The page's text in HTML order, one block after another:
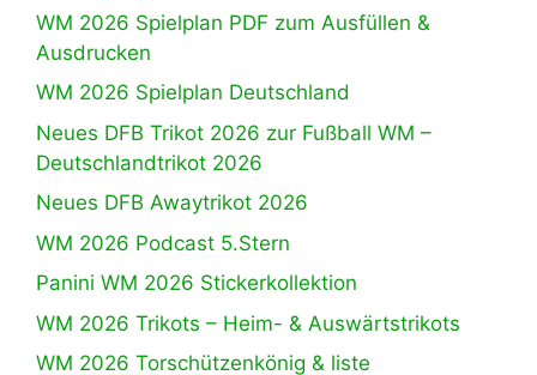
WM 2026 Spielplan PDF zum Ausfüllen &
Ausdrucken
WM 2026 Spielplan Deutschland
Neues DFB Trikot 2026 zur Fußball WM –
Deutschlandtrikot 2026
Neues DFB Awaytrikot 2026
WM 2026 Podcast 5.Stern
Panini WM 2026 Stickerkollektion
WM 2026 Trikots – Heim- & Auswärtstrikots
WM 2026 Torschützenkönig & liste